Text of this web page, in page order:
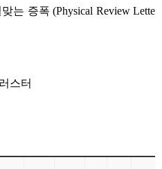
는 증폭 (Physical Review Lette
스터